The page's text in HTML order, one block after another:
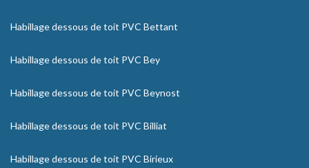
Habillage dessous de toit PVC Bettant
Habillage dessous de toit PVC Bey
Habillage dessous de toit PVC Beynost
Habillage dessous de toit PVC Billiat
Habillage dessous de toit PVC Birieux